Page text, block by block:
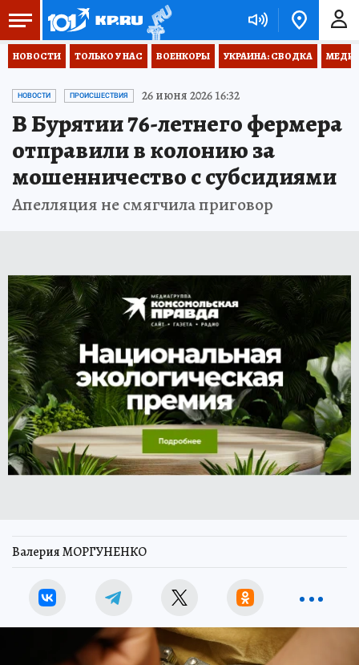
НОВОСТИ ТОЛЬКО У НАС ВОЕНКОРЫ УКРАИНА: СВОДКА
НОВОСТИ ПРОИСШЕСТВИЯ 26 июня 2026 16:32
В Бурятии 76-летнего фермера
отправили в колонию за
мошенничество с субсидиями
Апелляция не смягчила приговор
Валерия МОРГУНЕНКО